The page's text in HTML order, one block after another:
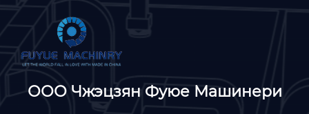
ООО Чжэцзян Фуюе Машинери